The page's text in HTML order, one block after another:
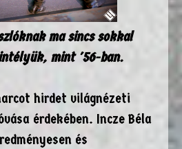
ma sincs sokkal
mint '56-ban.
hirdet világnézeti
érdekében. Incze Béla
és